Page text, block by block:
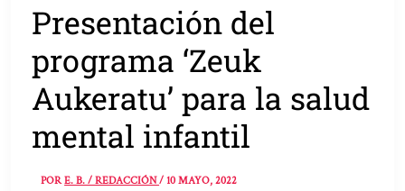
Presentación del
programa ‘Zeuk
Aukeratu’ para la salud
mental infantil
PORE. B. / REDACCIÓN/10 MAYO, 2022